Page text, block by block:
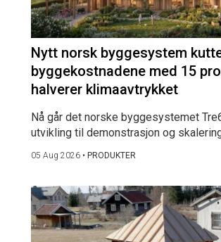
Nytt norsk byggesystem
byggekostnadene med 15
halverer klimaavtrykket
Nå går det norske byggesystemet
utvikling til demonstrasjon og
05 Aug 2026 • PRODUKTER